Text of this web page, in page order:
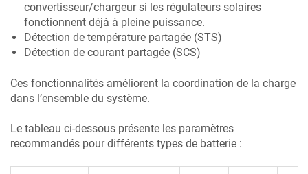
convertisseur/chargeur si les régulateurs solaires
fonctionnent déjà à pleine puissance.
Détection de température partagée (STS)
Détection de courant partagée (SCS)
Ces fonctionnalités améliorent la coordination de la charge
dans l’ensemble du système.
Le tableau ci-dessous présente les paramètres
recommandés pour différents types de batterie :